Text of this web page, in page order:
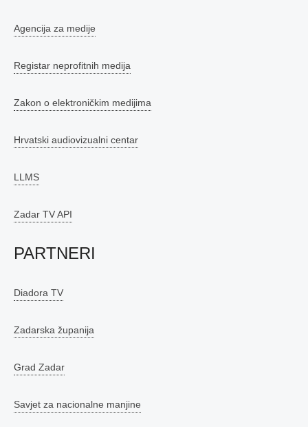
Agencija za medije
Registar neprofitnih medija
Zakon o elektroničkim medijima
Hrvatski audiovizualni centar
LLMS
Zadar TV API
PARTNERI
Diadora TV
Zadarska županija
Grad Zadar
Savjet za nacionalne manjine